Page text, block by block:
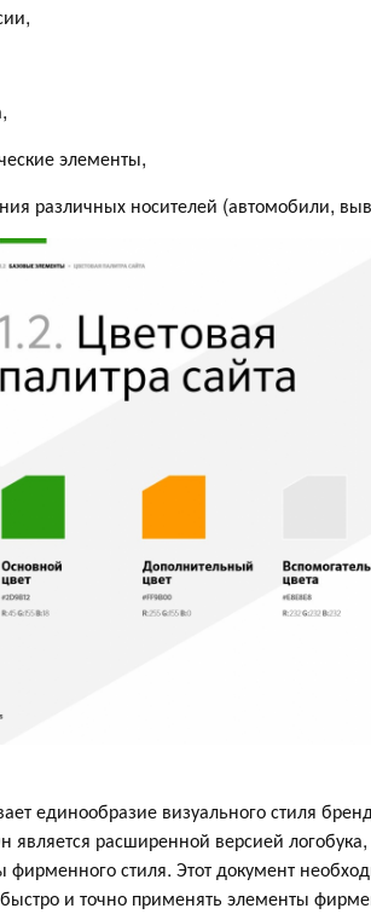
элементы,
различных носителей (автомобили,
единообразие визуального стиля
расширенной версией
фирменного стиля. Этот документ
быстро и точно применять элементы